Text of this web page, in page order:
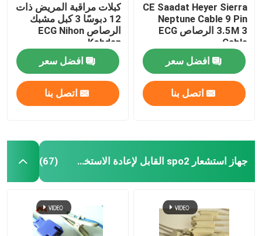
CE Saadat Heyer Sierra
Neptune Cable 9 Pin
3.5M 3 الرصاص ECG
Cable
افضل سعر
اتصل بنا
كبلات مراقبة المريض ذات
12 دبوسًا 3 كبل مشبك
الرصاص ECG Nihon
Kohden
افضل سعر
اتصل بنا
جهاز استشعار spo2 القابل لإعادة الاستخدام (67)